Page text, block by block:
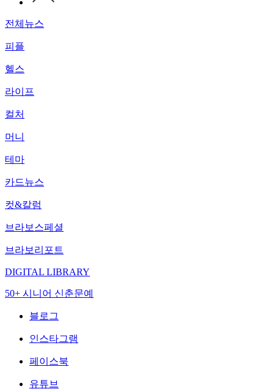
전체뉴스
피플
헬스
라이프
컬처
머니
테마
카드뉴스
컷&칼럼
브라보스페셜
브라보리포트
DIGITAL LIBRARY
50+ 시니어 신춘문예
블로그
인스타그램
페이스북
유튜브